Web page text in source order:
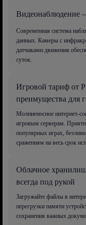
Видеонаблюдение
Современная система
данных. Камеры с
датчиками движения
суток.
Игровой тариф от
преимущества для
Молниеносное интернет-
игровым серверам.
популярных играх,
сражениям на весь срок
Облачное
всегда под рукой
Загружайте файлы в
перегрузки памяти
сохранения важных